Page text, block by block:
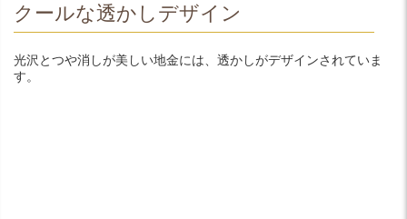
クールな透かしデザイン
光沢とつや消しが美しい地金には、透かしがデザインされていま
す。